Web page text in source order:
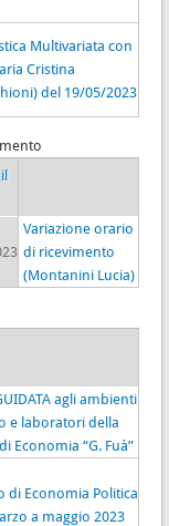
Multivariata con
Cristina
del 19/05/2023
Variazione orario
di ricevimento
(Montanini Lucia)
agli ambienti
e laboratori della
Economia “G. Fuà”
di Economia Politica
a maggio 2023